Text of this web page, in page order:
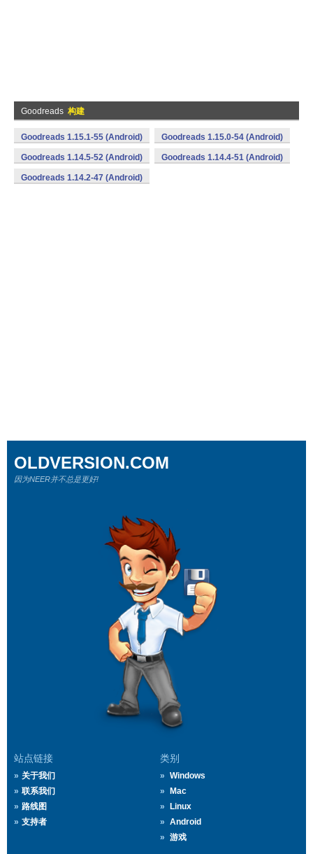
Goodreads 构建
Goodreads 1.15.1-55 (Android) Goodreads 1.15.0-54 (Android)
Goodreads 1.14.5-52 (Android) Goodreads 1.14.4-51 (Android)
Goodreads 1.14.2-47 (Android)
站点链接
关于我们
联系我们
路线图
支持者
类别
Windows
Mac
Linux
Android
游戏
OLDVERSION.COM
因为NEER并不总是更好!